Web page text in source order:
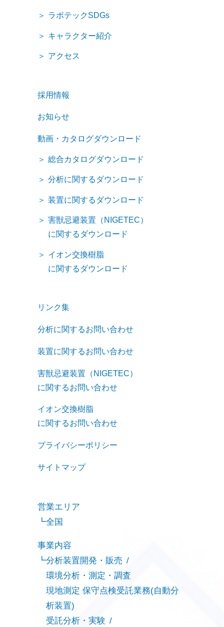
ラボテックSDGs
キャラクター紹介
アクセス
採用情報
お知らせ
動画・カタログダウンロード
総合カタログダウンロード
分析に関するダウンロード
装置に関するダウンロード
害獣忌避装置（NIGETEC）
に関するダウンロード
イオン交換樹脂
に関するダウンロード
リンク集
分析に関するお問い合わせ
装置に関するお問い合わせ
害獣忌避装置（NIGETEC）
に関するお問い合わせ
イオン交換樹脂
に関するお問い合わせ
プライバシーポリシー
サイトマップ
営業エリア
全国
事業内容
分析装置開発・販売
環境分析・測定・調査
現地測定 保守点検受託業務(自動分
析装置)
受託分析・実験